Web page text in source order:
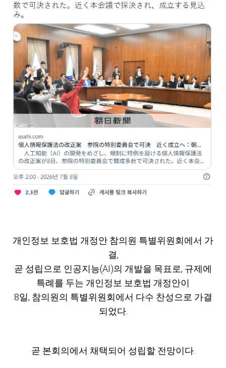
개인정보 보호법 개정안 참의원 특별위원회에서 가
결,
곧 성립으로 인공지능(AI)의 개발을 목표로, 규제에
특례를 두는 개인정보 보호법 개정안이
8일, 참의원의 특별위원회에서 다수 찬성으로 가결
되었다.
곧 본회의에서 채택되어 성립할 전망이다.